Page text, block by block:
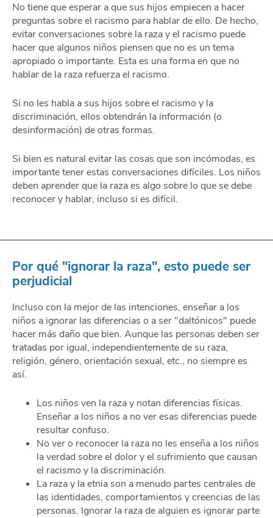
No tiene que esperar a que sus hijos empiecen a hacer
preguntas sobre el racismo para hablar de ello. De hecho,
evitar conversaciones sobre la raza y el racismo puede
hacer que algunos niños piensen que no es un tema
apropiado o importante. Esta es una forma en que no
hablar de la raza refuerza el racismo.
Si no les habla a sus hijos sobre el racismo y la
discriminación, ellos obtendrán la información (o
desinformación) de otras formas.
Si bien es natural evitar las cosas que son incómodas, es
importante tener estas conversaciones difíciles. Los niños
deben aprender que la raza es algo sobre lo que se debe
reconocer y hablar, incluso si es difícil.
Por qué "ignorar la raza", esto puede ser
perjudicial
Incluso con la mejor de las intenciones, enseñar a los
niños a ignorar las diferencias o a ser "daltónicos" puede
hacer más daño que bien. Aunque las personas deben ser
tratadas por igual, independientemente de su raza,
religión, género, orientación sexual, etc., no siempre es
así.
Los niños ven la raza y notan diferencias físicas.
Enseñar a los niños a no ver esas diferencias puede
resultar confuso.
No ver o reconocer la raza no les enseña a los niños
la verdad sobre el dolor y el sufrimiento que causan
el racismo y la discriminación.
La raza y la etnia son a menudo partes centrales de
las identidades, comportamientos y creencias de las
personas. Ignorar la raza de alguien es ignorar parte